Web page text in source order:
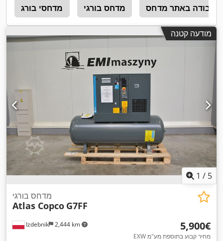
מדחסי בורג מדחס בורגי העבודה באתר מדחס
מודעה קטנה
1 / 5
Izdebnik 2,444 km
מדחס בורגי
Atlas Copco G7FF
‏5,900 ‏€
EXW מחיר קבוע בתוספת מע"מ